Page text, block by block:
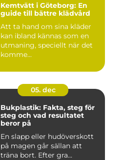
Kemtvätt i Göteborg: En
guide till bättre klädvård
Att ta hand om sina kläder
kan ibland kännas som en
utmaning, speciellt när det
komme...
05. dec
Bukplastik: Fakta, steg för
steg och vad resultatet
beror på
En slapp eller hudöverskott
på magen går sällan att
träna bort. Efter gra...